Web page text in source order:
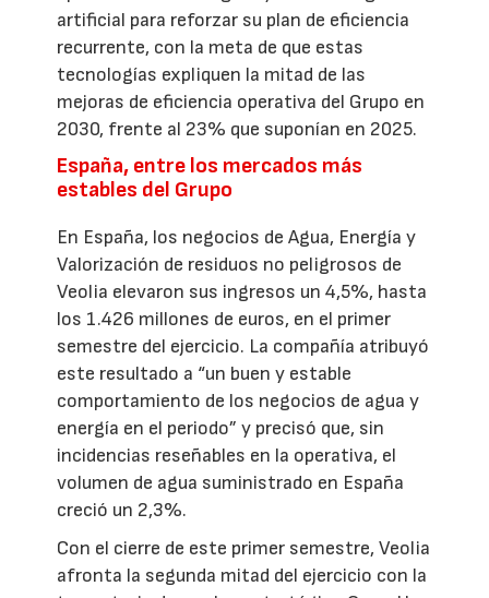
artificial para reforzar su plan de eficiencia
recurrente, con la meta de que estas
tecnologías expliquen la mitad de las
mejoras de eficiencia operativa del Grupo en
2030, frente al 23% que suponían en 2025.
España, entre los mercados más
estables del Grupo
En España, los negocios de Agua, Energía y
Valorización de residuos no peligrosos de
Veolia elevaron sus ingresos un 4,5%, hasta
los 1.426 millones de euros, en el primer
semestre del ejercicio. La compañía atribuyó
este resultado a “un buen y estable
comportamiento de los negocios de agua y
energía en el periodo” y precisó que, sin
incidencias reseñables en la operativa, el
volumen de agua suministrado en España
creció un 2,3%.
Con el cierre de este primer semestre, Veolia
afronta la segunda mitad del ejercicio con la